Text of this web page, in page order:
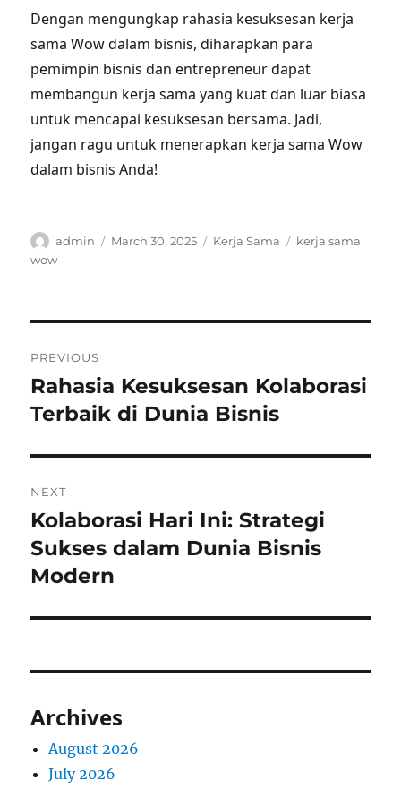
Dengan mengungkap rahasia kesuksesan kerja
sama Wow dalam bisnis, diharapkan para
pemimpin bisnis dan entrepreneur dapat
membangun kerja sama yang kuat dan luar biasa
untuk mencapai kesuksesan bersama. Jadi,
jangan ragu untuk menerapkan kerja sama Wow
dalam bisnis Anda!
Author
admin
Posted
March 30, 2025 Categories
Kerja Sama Tags
kerja sama
wow
navigation
PREVIOUS
Previous
post:
Rahasia Kesuksesan Kolaborasi
Terbaik di Dunia Bisnis
NEXT
Next
post:
Kolaborasi Hari Ini: Strategi
Sukses dalam Dunia Bisnis
Modern
Archives
August 2026
July 2026